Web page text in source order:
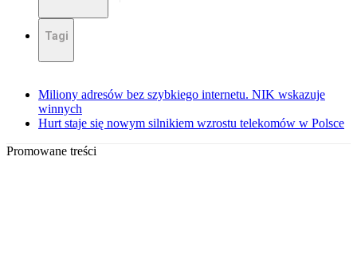
Tagi
Miliony adresów bez szybkiego internetu. NIK wskazuje
winnych
Hurt staje się nowym silnikiem wzrostu telekomów w Polsce
Promowane treści